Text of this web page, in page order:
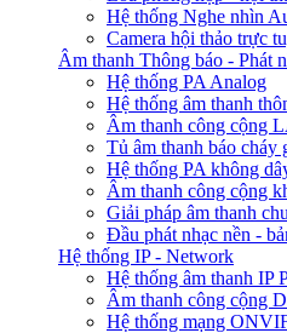
Hệ thống Nghe nhìn
Camera hội thảo trực
Âm thanh Thông báo - Phát
Hệ thống PA Analog
Hệ thống âm thanh
Âm thanh công cộng
Tủ âm thanh báo cháy
Hệ thống PA không
Âm thanh công cộng
Giải pháp âm thanh
Đầu phát nhạc nền -
Hệ thống IP - Network
Hệ thống âm thanh IP
Âm thanh công cộng
Hệ thống mạng